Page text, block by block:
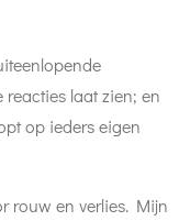
laat zien; en
op ieders eigen
rouw en verlies. Mijn